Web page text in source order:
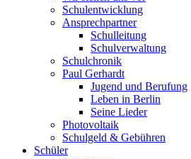
Schulentwicklung
Ansprechpartner
Schulleitung
Schulverwaltung
Schulchronik
Paul Gerhardt
Jugend und Berufung
Leben in Berlin
Seine Lieder
Photovoltaik
Schulgeld & Gebühren
Schüler